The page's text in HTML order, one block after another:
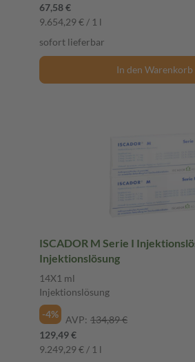
67,58 €
9.654,29 € / 1 l
sofort lieferbar
In den Warenkorb
ISCADOR M Serie I
Injektionslösung
14X1 ml
Injektionslösung
-4%
AVP: 134,89 €
129,49 €
9.249,29 € / 1 l